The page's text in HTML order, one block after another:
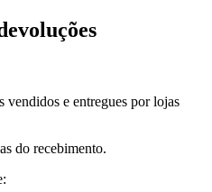
e entregues por lojas
do recebimento.